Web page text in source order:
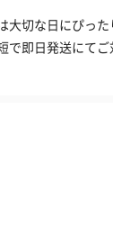
大切な日にぴった
で即日発送にてご